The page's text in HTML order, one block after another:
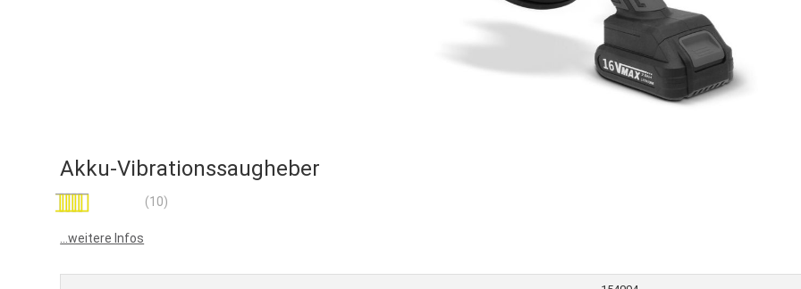
Akku-Vibrationssaugheber
Bewertung: (10)
...weitere Infos